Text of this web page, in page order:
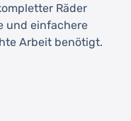
Räder
und einfachere
Arbeit benötigt.